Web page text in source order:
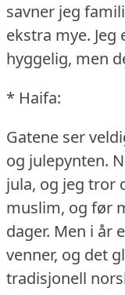
savner jeg
ekstra mye. Jeg
hyggelig, men
* Haifa:
Gatene ser
og julepynten.
jula, og jeg tror
muslim, og før
dager. Men i år
venner, og det
tradisjonell